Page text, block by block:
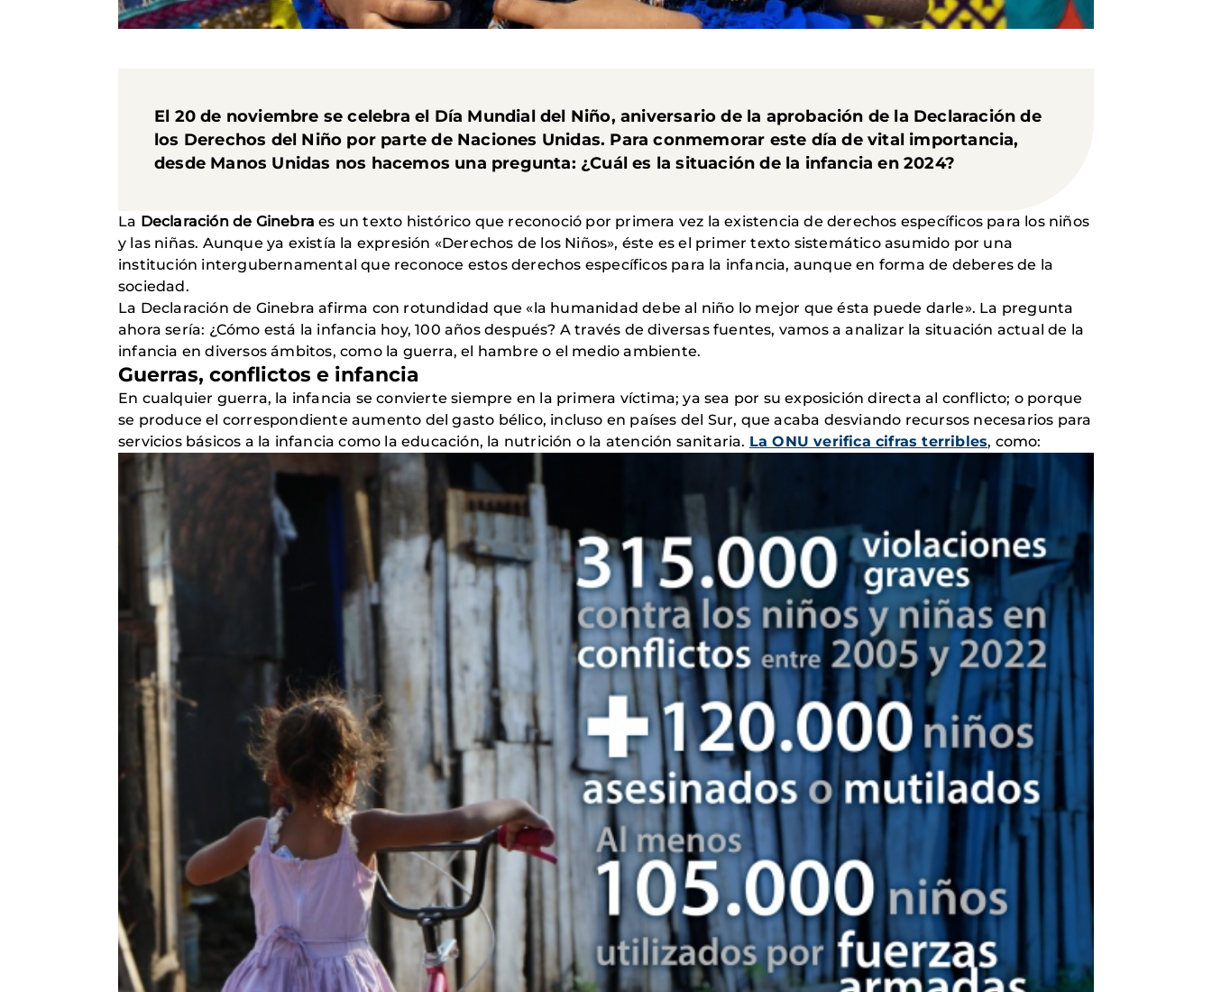
El 20 de noviembre se celebra el Día Mundial del Niño, aniversario de la aprobación de la Declaración de
los Derechos del Niño por parte de Naciones Unidas. Para conmemorar este día de vital importancia,
desde Manos Unidas nos hacemos una pregunta: ¿Cuál es la situación de la infancia en 2024?
La Declaración de Ginebra es un texto histórico que reconoció por primera vez la existencia de derechos específicos para los niños
y las niñas. Aunque ya existía la expresión «Derechos de los Niños», éste es el primer texto sistemático asumido por una
institución intergubernamental que reconoce estos derechos específicos para la infancia, aunque en forma de deberes de la
sociedad.
La Declaración de Ginebra afirma con rotundidad que «la humanidad debe al niño lo mejor que ésta puede darle». La pregunta
ahora sería: ¿Cómo está la infancia hoy, 100 años después? A través de diversas fuentes, vamos a analizar la situación actual de la
infancia en diversos ámbitos, como la guerra, el hambre o el medio ambiente.
Guerras, conflictos e infancia
En cualquier guerra, la infancia se convierte siempre en la primera víctima; ya sea por su exposición directa al conflicto; o porque
se produce el correspondiente aumento del gasto bélico, incluso en países del Sur, que acaba desviando recursos necesarios para
servicios básicos a la infancia como la educación, la nutrición o la atención sanitaria. La ONU verifica cifras terribles, como: